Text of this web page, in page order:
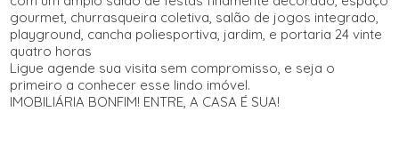
gourmet, churrasqueira coletiva, salão de jogos integrado,
playground, cancha poliesportiva, jardim, e portaria 24 vinte
quatro horas
Ligue agende sua visita sem compromisso, e seja o
primeiro a conhecer esse lindo imóvel.
IMOBILIÁRIA BONFIM! ENTRE, A CASA É SUA!